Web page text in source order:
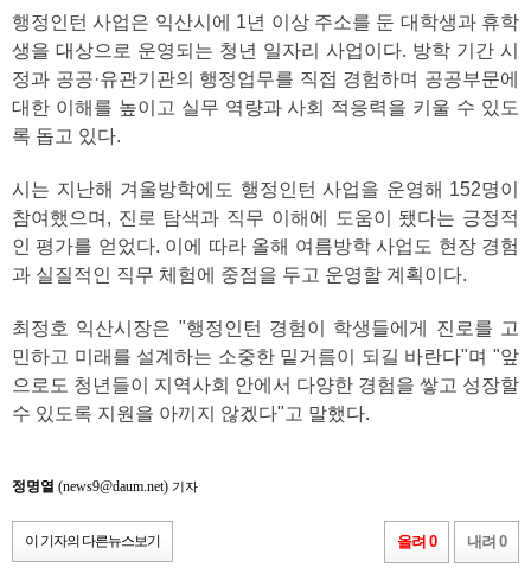
행정인턴 사업은 익산시에 1년 이상 주소를 둔 대학생과 휴학
생을 대상으로 운영되는 청년 일자리 사업이다. 방학 기간 시
정과 공공·유관기관의 행정업무를 직접 경험하며 공공부문에
대한 이해를 높이고 실무 역량과 사회 적응력을 키울 수 있도
록 돕고 있다.
시는 지난해 겨울방학에도 행정인턴 사업을 운영해 152명이
참여했으며, 진로 탐색과 직무 이해에 도움이 됐다는 긍정적
인 평가를 얻었다. 이에 따라 올해 여름방학 사업도 현장 경험
과 실질적인 직무 체험에 중점을 두고 운영할 계획이다.
최정호 익산시장은 "행정인턴 경험이 학생들에게 진로를 고
민하고 미래를 설계하는 소중한 밑거름이 되길 바란다"며 "앞
으로도 청년들이 지역사회 안에서 다양한 경험을 쌓고 성장할
수 있도록 지원을 아끼지 않겠다"고 말했다.
정명열 (news9@daum.net) 기자
이 기자의 다른뉴스보기 올려 0 내려 0